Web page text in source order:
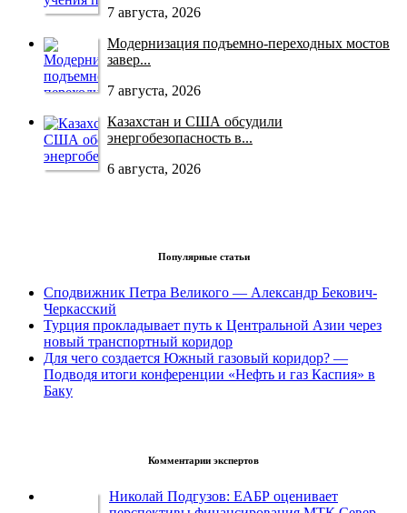
7 августа, 2026
Модернизация подъемно-переходных мостов
завер...
7 августа, 2026
Казахстан и США обсудили
энергобезопасность в...
6 августа, 2026
Популярные статьи
Сподвижник Петра Великого — Александр Бекович-
Черкасский
Турция прокладывает путь к Центральной Азии через
новый транспортный коридор
Для чего создается Южный газовый коридор? —
Подводя итоги конференции «Нефть и газ Каспия» в
Баку
Комментарии экспертов
Николай Подгузов: ЕАБР оценивает